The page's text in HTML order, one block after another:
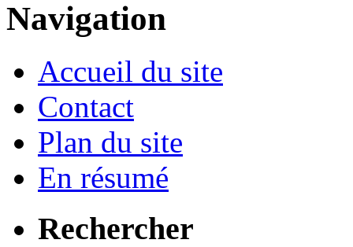
Navigation
Accueil du site
Contact
Plan du site
En résumé
Rechercher